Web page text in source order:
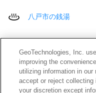
八戸市の銭湯
八戸市のコンビニエ
GeoTechnologies, Inc.
improving the
utilizing information in
accept or reject
your discretion except